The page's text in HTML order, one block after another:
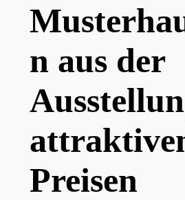
n aus der
Preisen